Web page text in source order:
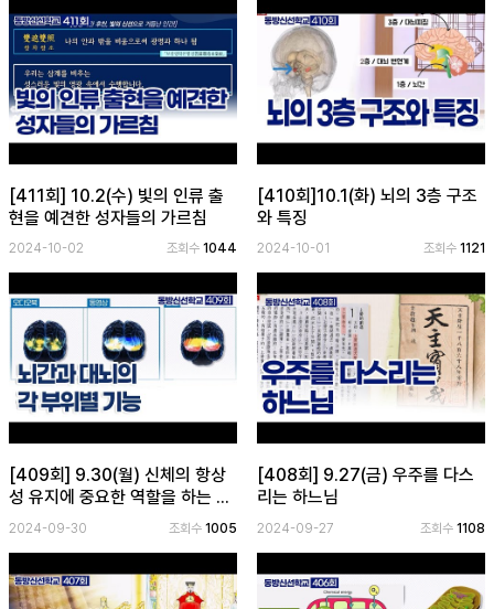
[411회] 10.2(수) 빛의 인류 출
현을 예견한 성자들의 가르침
2024-10-02 조회수1044
[410회]10.1(화) 뇌의 3층 구조
와 특징
2024-10-01 조회수 1121
[409회] 9.30(월) 신체의 항상
성 유지에 중요한 역할을 하는 ...
2024-09-30 조회수1005
[408회] 9.27(금) 우주를 다스
리는 하느님
2024-09-27 조회수 1108